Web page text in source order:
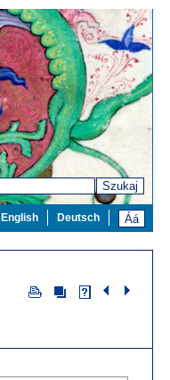
Szukaj
Deutsch
English